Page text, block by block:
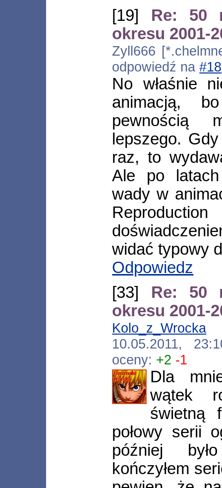
[19] Re: 50
okresu 2001-
Zyll666
odpowiedź na#18
No właśnie
animacją,
pewnością
lepszego.
raz, to
Ale po latach
wady w
widać typowy
Odpowiedz
[33] Re: 50
okresu 2001-
Kolo_z_Wrocka
10.05.2011,
oceny: +2 -1
Dla
wątek
świetną
połowy serii
później
kończyłem